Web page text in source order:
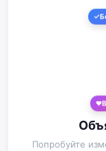
Попробуйте